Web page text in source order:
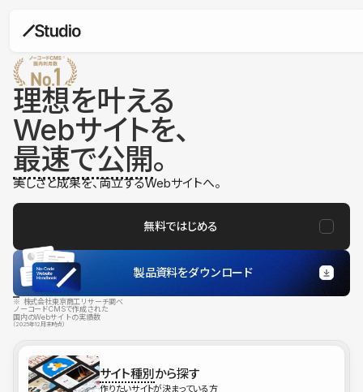
理想を叶える
Webサイトを、
最速で公開。
美しさと成果を、両立するWebサイトへ。
無料ではじめる
製品資料をダウンロード
※ 株式会社東京商工リサーチ調べ
ノーコードCMSで作成された
国内のWebサイトの実績数
（2025年12月末時点）
サイト種別から探す
作りたいサイトが決まっている方